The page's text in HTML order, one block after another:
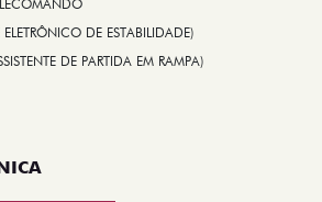
DE ESTABILIDADE)
DE PARTIDA EM RAMPA)